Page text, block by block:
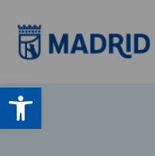
Abrir barra
contenido